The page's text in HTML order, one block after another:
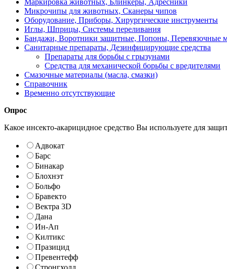
Маркировка животных, Блинкеры, Адресники
Микрочипы для животных, Сканеры чипов
Оборудование, Приборы, Хирургические инструменты
Иглы, Шприцы, Системы переливания
Бандажи, Воротники защитные, Попоны, Перевязочные
Санитарные препараты, Дезинфицирующие средства
Препараты для борьбы с грызунами
Средства для механической борьбы с вредителями
Смазочные материалы (масла, смазки)
Справочник
Временно отсутствующие
Опрос
Какое инсекто-акарицидное средство Вы используете для
Адвокат
Барс
Бинакар
Блохнэт
Больфо
Бравекто
Вектра 3D
Дана
Ин-Ап
Килтикс
Празицид
Превентефф